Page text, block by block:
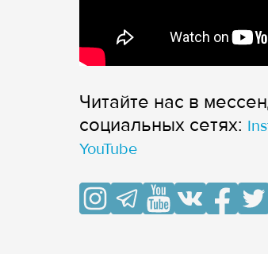
Читайте нас в
cоциальных сетях:
YouTube